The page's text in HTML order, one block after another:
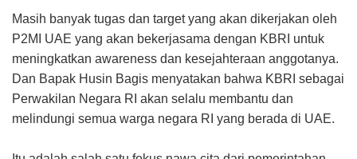
Masih banyak tugas dan target yang akan dikerjakan oleh
P2MI UAE yang akan bekerjasama dengan KBRI untuk
meningkatkan awareness dan kesejahteraan anggotanya.
Dan Bapak Husin Bagis menyatakan bahwa KBRI sebagai
Perwakilan Negara RI akan selalu membantu dan
melindungi semua warga negara RI yang berada di UAE.